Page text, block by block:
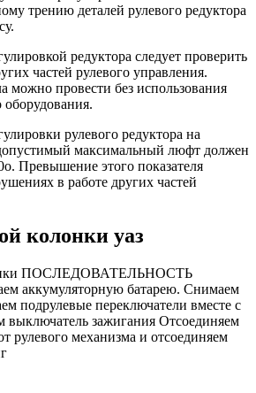
трению деталей рулевого редуктора
редуктора следует проверить
частей рулевого управления.
можно провести без использования
рулевого редуктора на
максимальный люфт должен
Превышение этого показателя
в работе других частей
колонки уаз
ПОСЛЕДОВАТЕЛЬНОСТЬ
аккумуляторную батарею. Снимаем
подрулевые переключатели вместе с
выключатель зажигания Отсоединяем
рулевого механизма и отсоединяем